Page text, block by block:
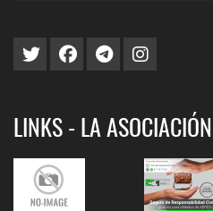
LINKS - LA ASOCIACIÓN